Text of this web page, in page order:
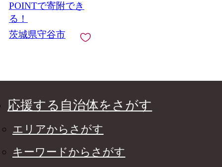
POINTで寄附でき
る！
茨城県守谷市
応援する自治体をさがす
エリアからさがす
キーワードからさがす